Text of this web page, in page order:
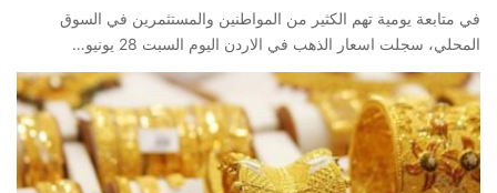
في متابعة يومية تهم الكثير من المواطنين والمستثمرين في السوق
المحلي، سجلت اسعار الذهب في الاردن اليوم السبت 28 يونيو…